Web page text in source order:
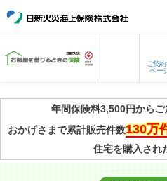
ご契
ペー
年間保険料3,500円から
おかげさまで累計販売件数130万
住宅を購入され